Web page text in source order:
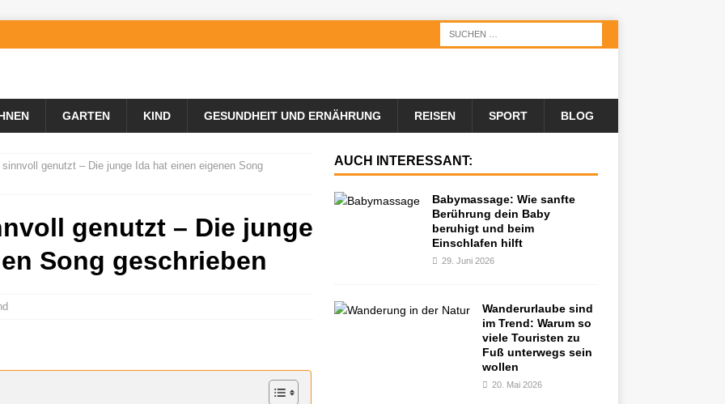
GARTEN KIND GESUNDHEIT UND ERNÄHRUNG REISEN SPORT BLOG
genutzt – Die junge Ida hat einen eigenen Song
genutzt – Die junge
Song geschrieben
AUCH INTERESSANT:
Babymassage: Wie sanfte
Berührung dein Baby
beruhigt und beim
Einschlafen hilft
29. Juni 2026
Wanderurlaube sind
im Trend: Warum so
viele Touristen zu
Fuß unterwegs sein
wollen
20. Mai 2026